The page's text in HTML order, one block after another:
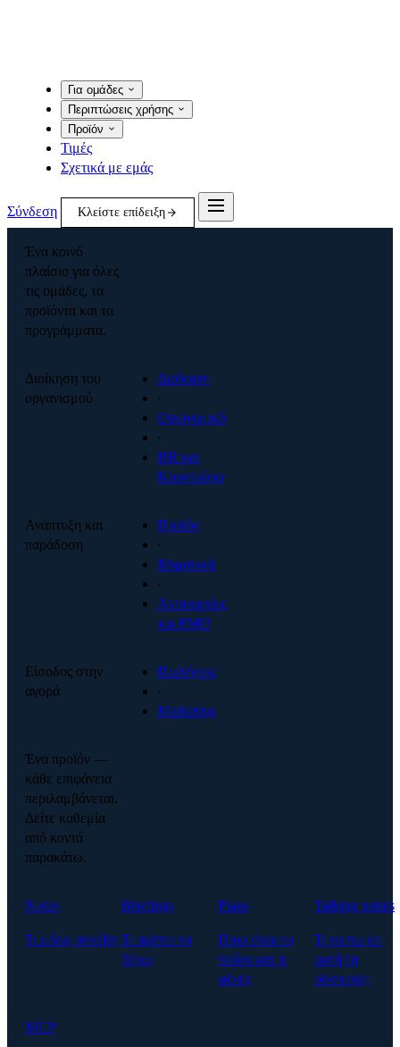
Για ομάδες
Περιπτώσεις χρήσης
Προϊόν
Τιμές
Σχετικά με εμάς
Σύνδεση Κλείστε επίδειξη
Ένα κοινό
πλαίσιο για όλες
τις ομάδες, τα
προϊόντα και τα
προγράμματα.
Διοίκηση του
οργανισμού
Διοίκηση
·
Οικονομικά
·
HR και
Κουλτούρα
Ανάπτυξη και
παράδοση
Προϊόν
·
Μηχανική
·
Λειτουργίες
και PMO
Είσοδος στην
αγορά
Πωλήσεις
·
Marketing
Ένα προϊόν —
κάθε επιφάνεια
περιλαμβάνεται.
Δείτε καθεμία
από κοντά
παρακάτω.
Notes
Τι μόλις συνέβη;
Briefings
Τι πρέπει να
ξέρω;
Plans
Ποιο είναι το
πλάνο και τι
μένει;
Talking points
Τι να πω σε
αυτή τη
σύσκεψη;
MCP